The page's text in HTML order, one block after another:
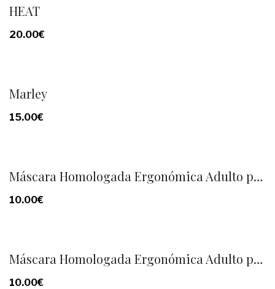
HEAT
20.00€
Marley
15.00€
Máscara Homologada Ergonómica Adulto personalizada
10.00€
Máscara Homologada Ergonómica Adulto personalizada
10.00€